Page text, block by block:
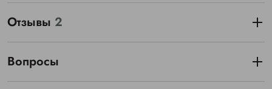
Отзывы 2
Вопросы